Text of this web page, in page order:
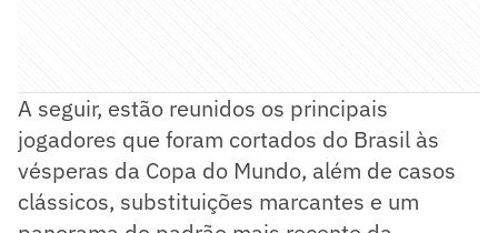
A seguir, estão reunidos os principais
jogadores que foram cortados do Brasil às
vésperas da Copa do Mundo, além de casos
clássicos, substituições marcantes e um